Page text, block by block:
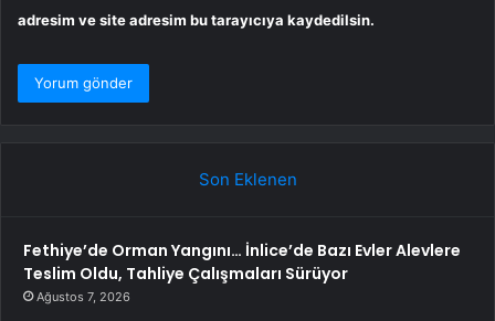
adresim ve site adresim bu tarayıcıya kaydedilsin.
Son Eklenen
Fethiye’de Orman Yangını… İnlice’de Bazı Evler Alevlere
Teslim Oldu, Tahliye Çalışmaları Sürüyor
Ağustos 7, 2026